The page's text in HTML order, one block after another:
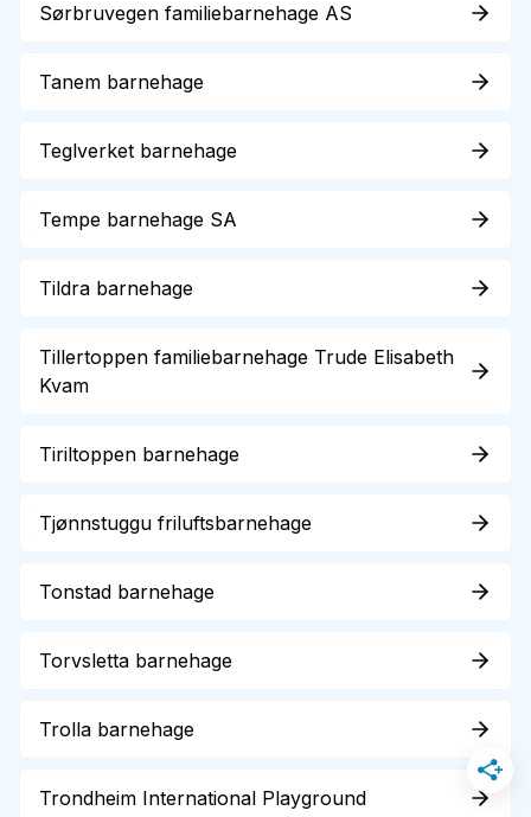
Sørbruvegen familiebarnehage AS
Tanem barnehage
Teglverket barnehage
Tempe barnehage SA
Tildra barnehage
Tillertoppen familiebarnehage Trude Elisabeth
Kvam
Tiriltoppen barnehage
Tjønnstuggu friluftsbarnehage
Tonstad barnehage
Torvsletta barnehage
Trolla barnehage
Trondheim International Playground